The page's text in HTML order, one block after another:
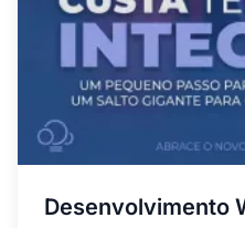
Desenvolvimento